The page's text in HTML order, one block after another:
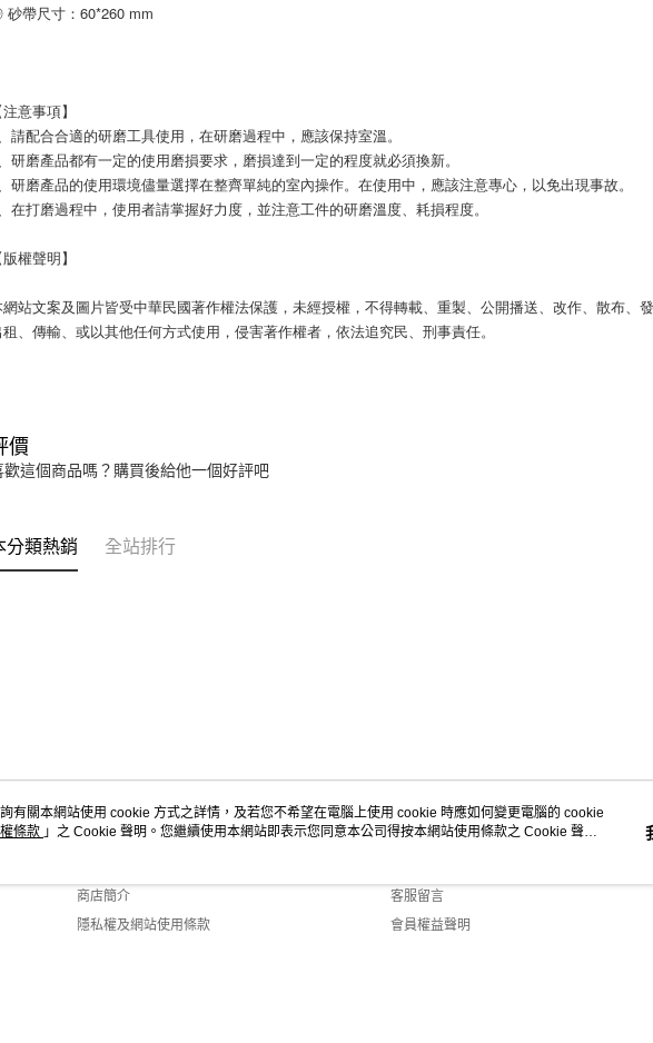
帶尺寸：60*260 mm
注意事項】
請配合合適的研磨工具使用，在研磨過程中，應該保持室溫。
研磨產品都有一定的使用磨損要求，磨損達到一定的程度就必須換新。
研磨產品的使用環境儘量選擇在整齊單純的室內操作。在使用中，應該注意專心，以免出現事故。
在打磨過程中，使用者請掌握好力度，並注意工件的研磨溫度、耗損程度。
版權聲明】
站文案及圖片皆受中華民國著作權法保護，未經授權，不得轉載、重製、公開播送、改作、散布、
、傳輸、或以其他任何方式使用，侵害著作權者，依法追究民、刑事責任。
價
歡這個商品嗎？購買後給他一個好評吧
分類熱銷 全站排行
關於我們
商店簡介
隱私權及網站使用條款
客服資訊
客服留言
會員權益聲明
有關本網站使用 cookie 方式之詳情，及若您不希望在電腦上使用 cookie 時應如何變更電腦的 cookie
條款 」之 Cookie 聲明。您繼續使用本網站即表示您同意本公司得按本網站使用條款之 Cookie 聲明